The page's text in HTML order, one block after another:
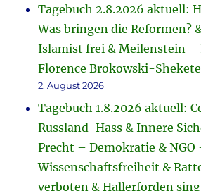
Tagebuch 2.8.2026 aktuell:
Was bringen die Reformen?
Islamist frei & Meilenstein
Florence Brokowski-
2. August 2026
Tagebuch 1.8.2026 aktuell:
Russland-Hass & Innere
Precht – Demokratie &
Wissenschaftsfreiheit &
verboten & Hallerforden